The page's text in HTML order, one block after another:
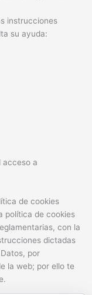
instrucciones
su ayuda:
acceso a
de cookies
política de cookies
con la
dictadas
por
la web; por ello te